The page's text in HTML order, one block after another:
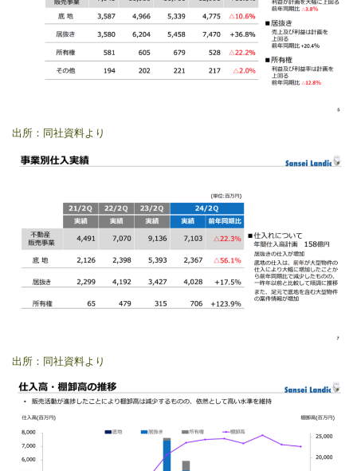
出所：同社資料より
出所：同社資料より